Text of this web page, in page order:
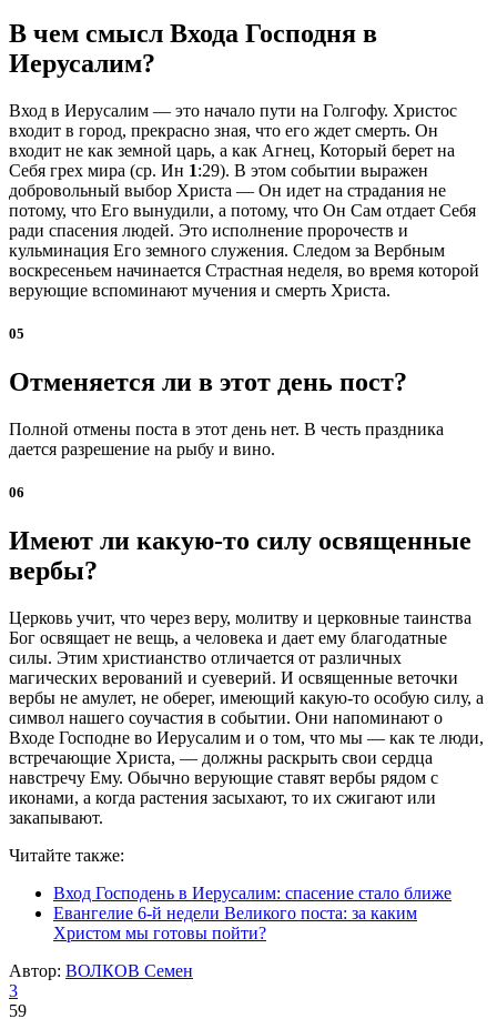
В чем смысл Входа Господня в
Иерусалим?
Вход в Иерусалим — это начало пути на Голгофу. Христос
входит в город, прекрасно зная, что его ждет смерть. Он
входит не как земной царь, а как Агнец, Который берет на
Себя грех мира (ср. Ин 1:29). В этом событии выражен
добровольный выбор Христа — Он идет на страдания не
потому, что Его вынудили, а потому, что Он Сам отдает Себя
ради спасения людей. Это исполнение пророчеств и
кульминация Его земного служения. Следом за Вербным
воскресеньем начинается Страстная неделя, во время которой
верующие вспоминают мучения и смерть Христа.
05
Отменяется ли в этот день пост?
Полной отмены поста в этот день нет. В честь праздника
дается разрешение на рыбу и вино.
06
Имеют ли какую-то силу освященные
вербы?
Церковь учит, что через веру, молитву и церковные таинства
Бог освящает не вещь, а человека и дает ему благодатные
силы. Этим христианство отличается от различных
магических верований и суеверий. И освященные веточки
вербы не амулет, не оберег, имеющий какую-то особую силу, а
символ нашего соучастия в событии. Они напоминают о
Входе Господне во Иерусалим и о том, что мы — как те люди,
встречающие Христа, — должны раскрыть свои сердца
навстречу Ему. Обычно верующие ставят вербы рядом с
иконами, а когда растения засыхают, то их сжигают или
закапывают.
Читайте также:
Вход Господень в Иерусалим: спасение стало ближе
Евангелие 6-й недели Великого поста: за каким
Христом мы готовы пойти?
Автор: ВОЛКОВ Семен
3
59